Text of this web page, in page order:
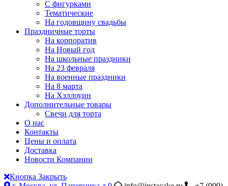
С фигурками
Тематические
На годовщину свадьбы
Праздничные торты
На корпоратив
На Новый год
На школьные праздники
На 23 февраля
На военные праздники
На 8 марта
На Хэллоуин
Дополнительные товары
Свечи для торта
О нас
Контакты
Цены и оплата
Доставка
Новости Компании
Кнопка Закрыть